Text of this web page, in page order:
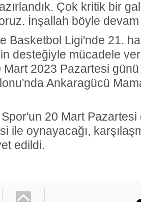
Çok kritik bir
İnşallah böyle
Basketbol Ligi'nde 21.
desteğiyle mücadele
Mart 2023 Pazartesi
Ankaragücü
20 Mart
ile oynayacağı,
edildi.